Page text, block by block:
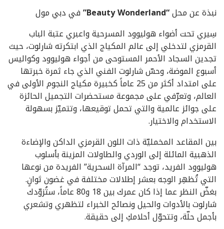
نبذة عن محل“Beauty Wonderland”
في دبي مول
سِيري تحت أضواء هوليوود المسرحية واعبري عتبة الباب
القرمزي لتدخلي إلى عالم المكياج الذي ابتكرته شارلوت، حيث
تجدين السجاد الأحمر المستوحى من أجواء هوليوود وكواليس
أسبوع الموضة، وحسّ شارلوت الفني الذي جاء ثمرة خبرتها
على امتداد أكثر من 25 عاماً كخبيرة مكياج النجوم الأولى في
العالم، وتعرّفي على مجموعة مستحضرات التجميل الحائزة
على جوائز عالمية والتي تحمل توقيعها، وتتميّز بسهولة
الاستخدام والاختيار.
بين المقاعد المخمليّة ذات اللون القرمزي الداكن والإضاءة
الذهبية المائلة إلى الوردي والطاولات المزينة بأسلوب
هوليوود الفريد، توجد “المرآة السحرية” الفريدة من نوعها
التي تُظهِر الوجه بعشر إطلالات مختلفة في غضون ثوانٍ.
بغضّ النظر عما إذا كان عمرك بين 18 و80 عاماً، ستُزوّدك
شارلوت بالأدوات والحيل ونصائح الخبراء لتظهري وتشعري
بأجمل حلّة، وتتحوّل أحلامكِ إلى حقيقة.